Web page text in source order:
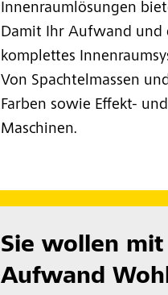
Innenraumlösungen
Damit Ihr Aufwand und
komplettes
Von Spachtelmassen
Farben sowie Effekt-
Maschinen.
Sie wollen
Aufwand